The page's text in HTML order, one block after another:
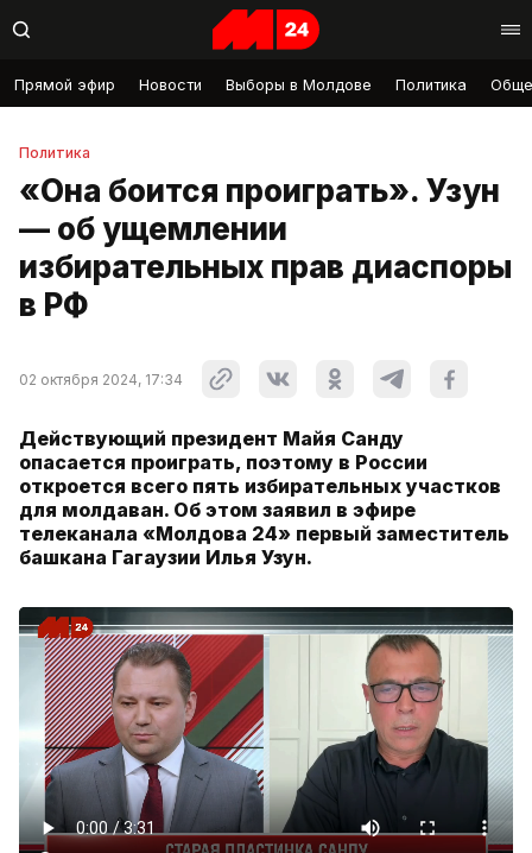
Прямой эфир Новости Выборы в Молдове Политика
Политика
«Она боится проиграть». Узун
— об ущемлении
избирательных прав диаспоры
в РФ
02 октября 2024, 17:34
Действующий президент Майя Санду
опасается проиграть, поэтому в России
откроется всего пять избирательных участков
для молдаван. Об этом заявил в эфире
телеканала «Молдова 24» первый заместитель
башкана Гагаузии Илья Узун.